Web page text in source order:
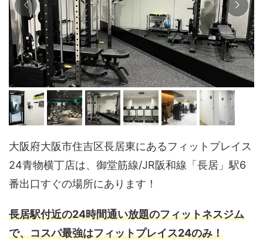
大阪府大阪市住吉区長居東にあるフィットプレイス
24青物横丁店は、御堂筋線/JR阪和線「長居」駅6
番出口すぐの場所にあります！
長居駅付近の24時間通い放題のフィットネスジム
で、コスパ最強はフィットプレイス24のみ！